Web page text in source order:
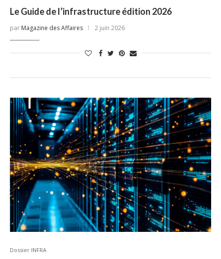
Le Guide de l’infrastructure édition 2026
par Magazine des Affaires 2 juin 2026
Dossier INFRA